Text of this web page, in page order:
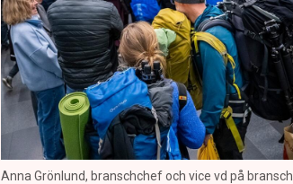
Anna Grönlund, branschchef och vice vd på